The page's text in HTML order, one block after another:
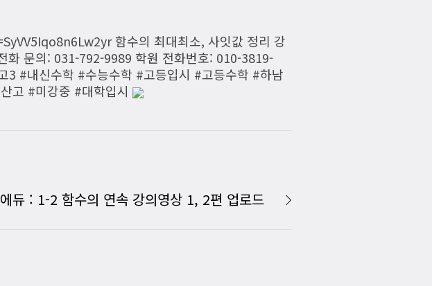
함수의 최대최소, 사잇값 정리 강
화 문의: 031-792-9989 학원 전화번호: 010-3819-
#내신수학 #수능수학 #고등입시 #고등수학 #하남
고 #미강중 #대학입시
듀 : 1-2 함수의 연속 강의영상 1, 2편 업로드